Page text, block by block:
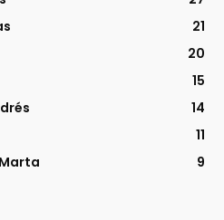
21
20
15
14
11
9